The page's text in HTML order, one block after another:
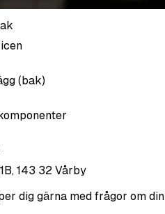
(bak)
143 32 Vårby
dig gärna med frågor om din